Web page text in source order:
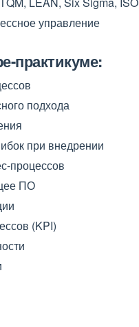
управление
практикуме:
подхода
при внедрении
процессов
ПО
(KPI)